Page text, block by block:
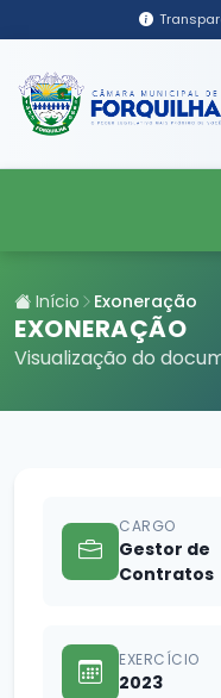
Início Exoneração
EXONERAÇÃO
Visualização do
CARGO
Gestor de
Contratos
EXERCÍCIO
2023